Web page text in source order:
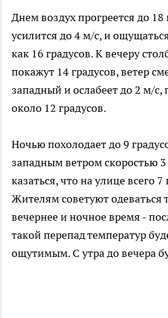
Днем воздух прогреется до 18
усилится до 4 м/с, и
как 16 градусов. К вечеру
покажут 14 градусов, ветер
западный и ослабеет до 2 м/
около 12 градусов.
Ночью похолодает до 9
западным ветром скоростью
казаться, что на улице всего 7
Жителям советуют одеваться
вечернее и ночное время -
такой перепад температур
ощутимым. С утра до вечера